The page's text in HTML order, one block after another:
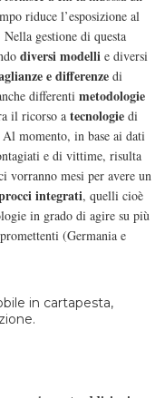
riduce l’esposizione al
gestione di questa
diversi modelli e diversi
e differenze di
differenti metodologie
il ricorso a tecnologie di
momento, in base ai dati
e di vittime, risulta
vorranno mesi per avere un
integrati, quelli cioè
in grado di agire su più
(Germania e
in cartapesta,